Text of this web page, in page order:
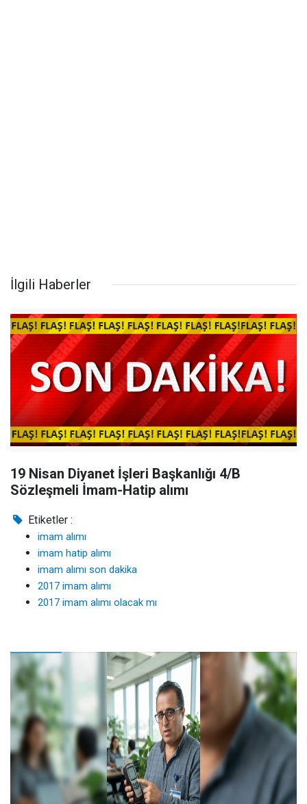
İlgili Haberler
19 Nisan Diyanet İşleri Başkanlığı 4/B
Sözleşmeli İmam-Hatip alımı
Etiketler :
imam alımı
imam hatip alımı
imam alımı son dakika
2017 imam alımı
2017 imam alımı olacak mı